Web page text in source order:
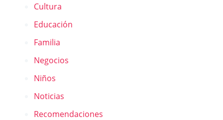
Cultura
Educación
Familia
Negocios
Niños
Noticias
Recomendaciones